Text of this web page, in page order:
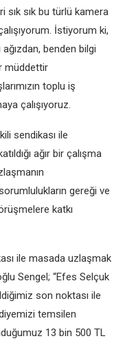
sık sık bu türlü kamera
İstiyorum ki,
benden bilgi
müddettir
toplu iş
çalışıyoruz.
sendikası ile
ağır bir çalışma
gereği ve
katkı
ile masada uzlaşmak
Sengel; “Efes Selçuk
son noktası ile
temsilen
13 bin 500 TL